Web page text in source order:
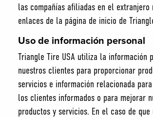
las compañías afiliadas en el extranjero
enlaces de la página de inicio de
Uso de información personal
Triangle Tire USA utiliza la información
nuestros clientes para proporcionar
servicios e información relacionada
los clientes informados o para mejorar
productos y servicios. En el caso de